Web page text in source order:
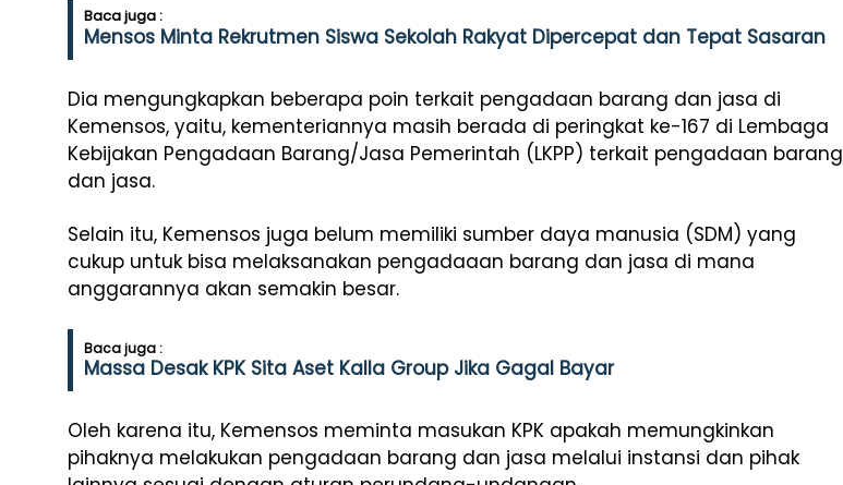
Baca juga :
Mensos Minta Rekrutmen Siswa Sekolah Rakyat Dipercepat dan Tepat Sasaran
Dia mengungkapkan beberapa poin terkait pengadaan barang dan jasa di
Kemensos, yaitu, kementeriannya masih berada di peringkat ke-167 di Lembaga
Kebijakan Pengadaan Barang/Jasa Pemerintah (LKPP) terkait pengadaan barang
dan jasa.
Selain itu, Kemensos juga belum memiliki sumber daya manusia (SDM) yang
cukup untuk bisa melaksanakan pengadaaan barang dan jasa di mana
anggarannya akan semakin besar.
Baca juga :
Massa Desak KPK Sita Aset Kalla Group Jika Gagal Bayar
Oleh karena itu, Kemensos meminta masukan KPK apakah memungkinkan
pihaknya melakukan pengadaan barang dan jasa melalui instansi dan pihak